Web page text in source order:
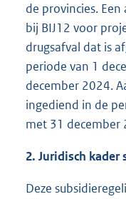
de provincies.
bij BIJ12 voor
drugsafval dat is
periode van 1
december 2024.
ingediend in de
met 31 december
2. Juridisch
Deze